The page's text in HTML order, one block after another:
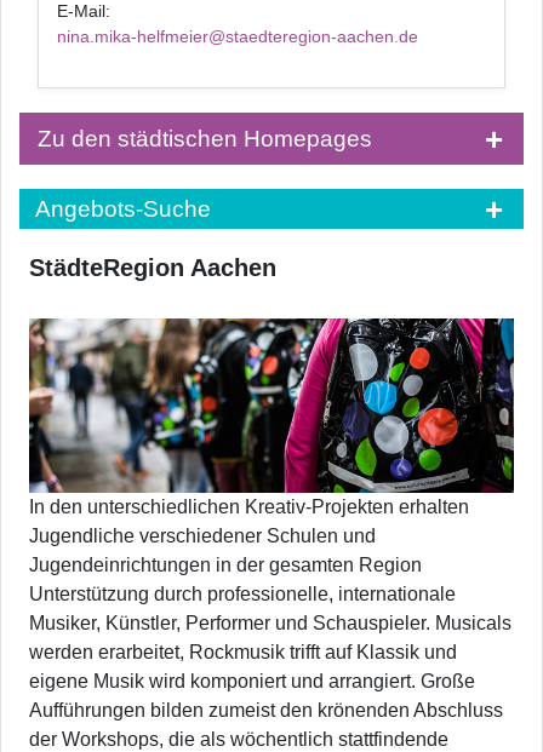
E-Mail:
nina.mika-helfmeier@staedteregion-aachen.de
Zu den städtischen Homepages
Angebots-Suche
StädteRegion Aachen
In den unterschiedlichen Kreativ-Projekten erhalten
Jugendliche verschiedener Schulen und
Jugendeinrichtungen in der gesamten Region
Unterstützung durch professionelle, internationale
Musiker, Künstler, Performer und Schauspieler. Musicals
werden erarbeitet, Rockmusik trifft auf Klassik und
eigene Musik wird komponiert und arrangiert. Große
Aufführungen bilden zumeist den krönenden Abschluss
der Workshops, die als wöchentlich stattfindende